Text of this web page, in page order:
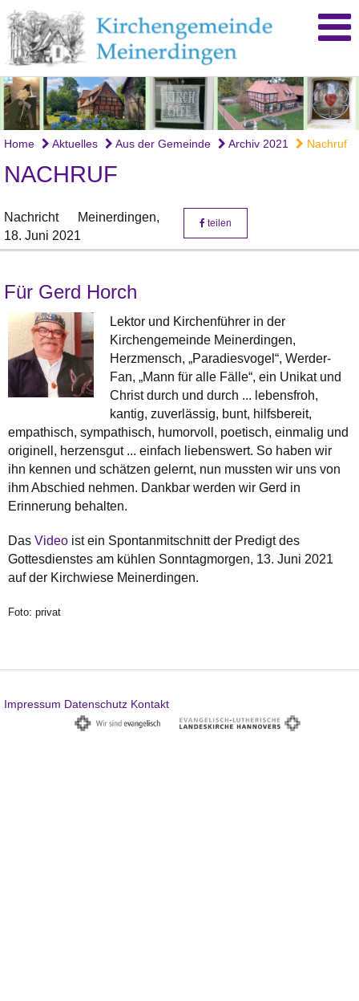
Home Aktuelles Aus der Gemeinde Archiv 2021 Nachruf
NACHRUF
Nachricht
Meinerdingen,
18. Juni 2021
teilen
Für Gerd Horch
Lektor und Kirchenführer in der
Kirchengemeinde Meinerdingen,
Herzmensch, „Paradiesvogel“, Werder-
Fan, „Mann für alle Fälle“, ein Unikat und
Christ durch und durch ... lebensfroh,
kantig, zuverlässig, bunt, hilfsbereit,
empathisch, sympathisch, humorvoll, poetisch, einmalig und
originell, herzensgut ... einfach liebenswert. So haben wir
ihn kennen und schätzen gelernt, nun mussten wir uns von
ihm Abschied nehmen. Dankbar werden wir Gerd in
Erinnerung behalten.
Das Video ist ein Spontanmitschnitt der Predigt des
Gottesdienstes am kühlen Sonntagmorgen, 13. Juni 2021
auf der Kirchwiese Meinerdingen.
Foto: privat
Impressum Datenschutz Kontakt